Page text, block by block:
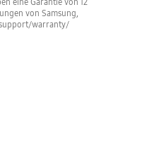
von Samsung,
warranty/